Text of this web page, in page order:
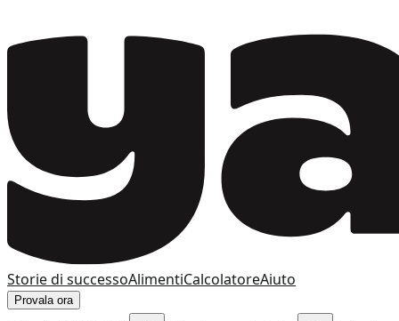
Storie di successoAlimentiCalcolatoreAiuto
Provala ora